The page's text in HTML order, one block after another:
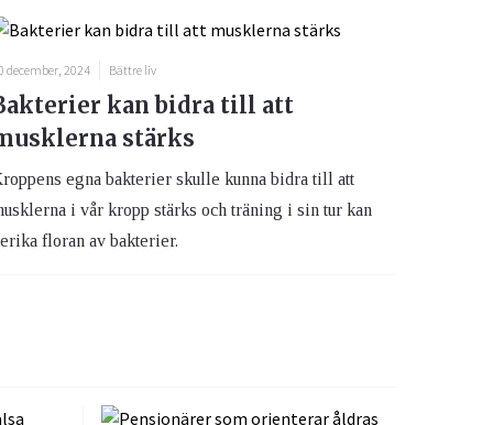
december, 2024 Bättre liv
kan bidra till att
stärks
egna bakterier skulle kunna bidra till att
i vår kropp stärks och träning i sin tur kan
floran av bakterier.